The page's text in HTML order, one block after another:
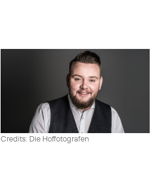
Credits: Die Hoffotografen